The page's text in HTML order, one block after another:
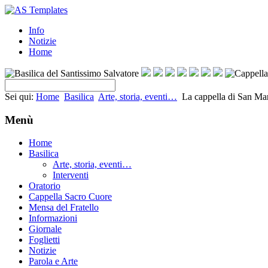
Info
Notizie
Home
Sei qui: Home Basilica Arte, storia, eventi… La cappella di San
Menù
Home
Basilica
Arte, storia, eventi…
Interventi
Oratorio
Cappella Sacro Cuore
Mensa del Fratello
Informazioni
Giornale
Foglietti
Notizie
Parola e Arte